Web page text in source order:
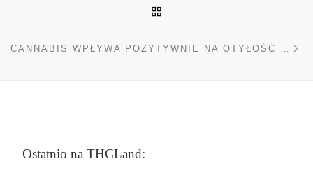
Ostatnio na THCLand: